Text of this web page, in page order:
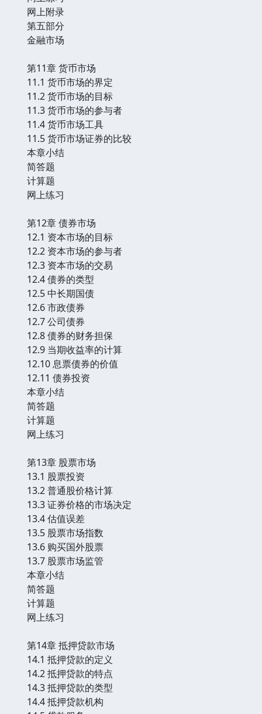
网上附录
第五部分
金融市场
第11章 货币市场
11.1 货币市场的界定
11.2 货币市场的目标
11.3 货币市场的参与者
11.4 货币市场工具
11.5 货币市场证券的比较
本章小结
简答题
计算题
网上练习
第12章 债券市场
12.1 资本市场的目标
12.2 资本市场的参与者
12.3 资本市场的交易
12.4 债券的类型
12.5 中长期国债
12.6 市政债券
12.7 公司债券
12.8 债券的财务担保
12.9 当期收益率的计算
12.10 息票债券的价值
12.11 债券投资
本章小结
简答题
计算题
网上练习
第13章 股票市场
13.1 股票投资
13.2 普通股价格计算
13.3 证券价格的市场决定
13.4 估值误差
13.5 股票市场指数
13.6 购买国外股票
13.7 股票市场监管
本章小结
简答题
计算题
网上练习
第14章 抵押贷款市场
14.1 抵押贷款的定义
14.2 抵押贷款的特点
14.3 抵押贷款的类型
14.4 抵押贷款机构